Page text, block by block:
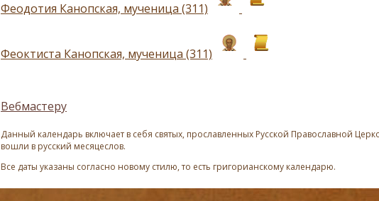
Феодотия Канопская, мученица (311)
Феоктиста Канопская, мученица (311)
Вебмастеру
Данный календарь включает в себя святых, прославленных Русской Православной
вошли в русский месяцеслов.
Все даты указаны согласно новому стилю, то есть григорианскому календарю.